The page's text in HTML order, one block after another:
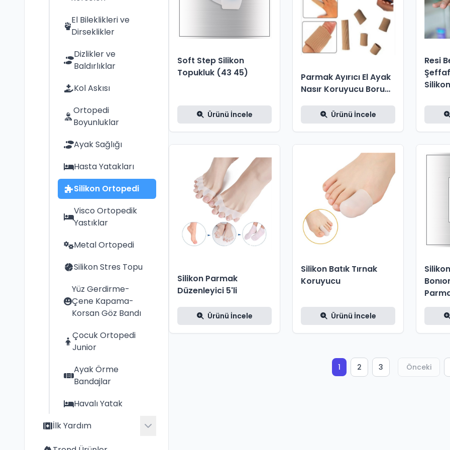
El Bileklikleri ve
Dirseklikler
Dizlikler ve
Baldırlıklar
Kol Askısı
Ortopedi
Boyunluklar
Ayak Sağlığı
Hasta Yatakları
Silikon Ortopedi
Visco Ortopedik
Yastıklar
Metal Ortopedi
Silikon Stres Topu
Yüz Gerdirme-
Çene Kapama-
Korsan Göz Bandı
Çocuk Ortopedi
Junior
Ayak Örme
Bandajlar
Havalı Yatak
İlk Yardım
Soft Step Silikon
Topukluk (43­ 45)
Ürünü İncele
Parmak Ayırıcı El Ayak
Nasır Koruyucu Boru
Ürünü İncele
Resi
Silikon
Silikon Parmak
Düzenleyici 5'li
Ürünü İncele
Silikon Batık Tırnak
Koruyucu
Ürünü İncele
1 2 3 Önceki